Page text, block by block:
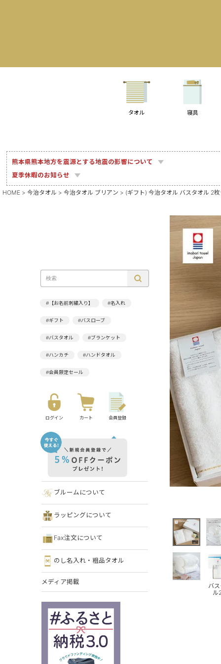
タオル 寝具
熊本県熊本地方を震源とする地震の影響について
夏季休暇のお知らせ
HOME 今治タオル 今治タオル ブリアン (ギフト) 今治タオル バスタオル 2
#【お名前刺繍入り】 #名入れ
#ギフト #バスローブ
#バスタオル #ブランケット
#ハンカチ #ハンドタオル
#会員限定セール
ログイン カート 会員登録
ブルームについて
ラッピングについて
Fax注文について
のし名入れ・粗品タオル
メディア掲載
バ
ル